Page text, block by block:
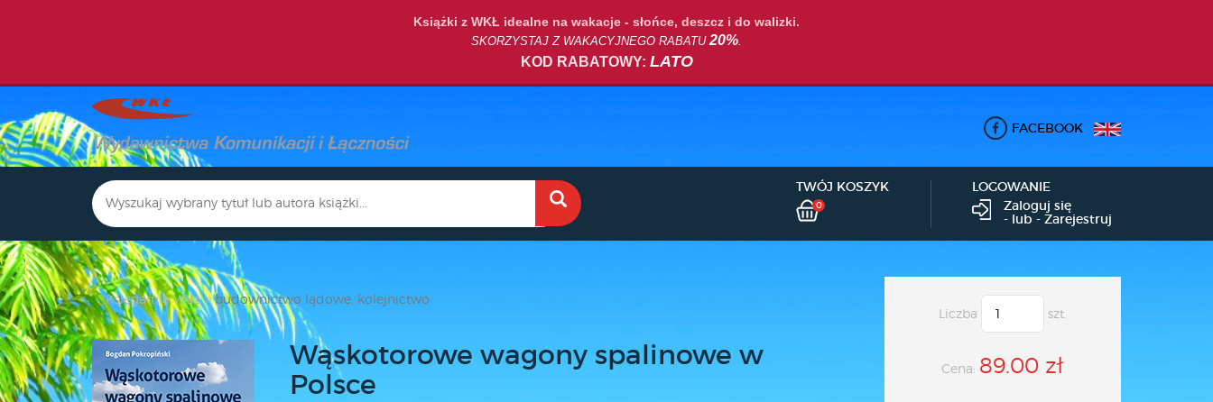
Książki z WKŁ idealne na wakacje - słońce, deszcz i do walizki.
SKORZYSTAJ Z WAKACYJNEGO RABATU20%.
KOD RABATOWY: LATO
FACEBOOK
TWÓJ KOSZYK
0
LOGOWANIE
Zaloguj się
- lub - Zarejestruj
Księgarnia WKŁ budownictwo lądowe, kolejnictwo
Wąskotorowe wagony spalinowe w
Polsce
Liczba szt.
Cena: 89.00 zł